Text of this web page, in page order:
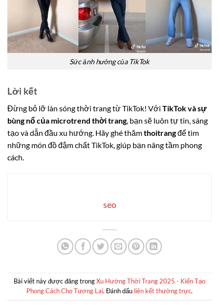
Sức ảnh hưởng của TikTok
Lời kết
Đừng bỏ lỡ làn sóng thời trang từ TikTok! Với TikTok và sự
bùng nổ của microtrend thời trang, bạn sẽ luôn tự tin, sáng
tạo và dẫn đầu xu hướng. Hãy ghé thămthoitrangđể tìm
những món đồ đậm chất TikTok, giúp bạn nâng tầm phong
cách.
seo
Bài viết này được đăng trongXu Hướng Thời Trang 2025 - Kiến Tạo
Phong Cách Cho Tương Lai. Đánh dấu liên kết thường trực.